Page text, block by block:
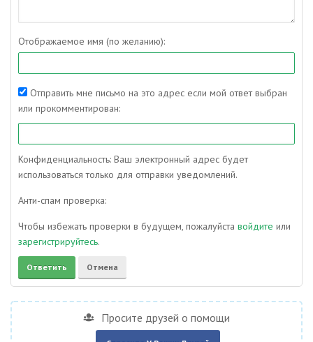
Отображаемое имя (по желанию):
Отправить мне письмо на это адрес если мой ответ выбран
или прокомментирован:
Конфиденциальность: Ваш электронный адрес будет
использоваться только для отправки уведомлений.
Анти-спам проверка:
Чтобы избежать проверки в будущем, пожалуйста войдите или
зарегистрируйтесь.
Просите друзей о помощи